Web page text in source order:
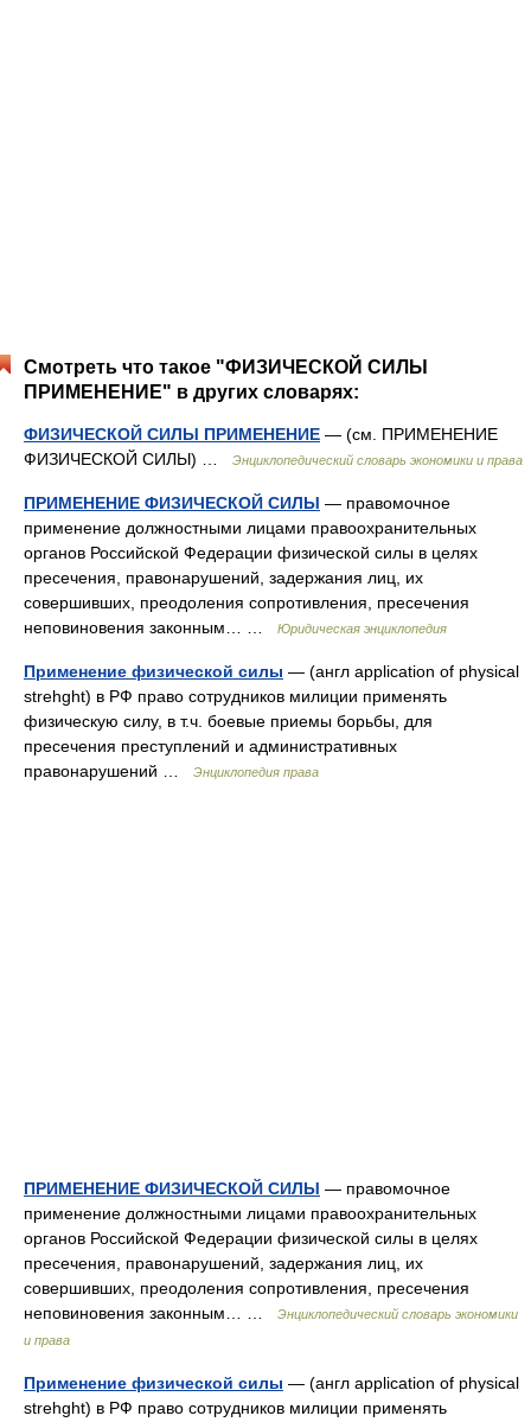
Смотреть что такое "ФИЗИЧЕСКОЙ СИЛЫ
ПРИМЕНЕНИЕ" в других словарях:
ФИЗИЧЕСКОЙ СИЛЫ ПРИМЕНЕНИЕ — (см. ПРИМЕНЕНИЕ
ФИЗИЧЕСКОЙ СИЛЫ) …
Энциклопедический словарь экономики и права
ПРИМЕНЕНИЕ ФИЗИЧЕСКОЙ СИЛЫ — правомочное
применение должностными лицами правоохранительных
органов Российской Федерации физической силы в целях
пресечения, правонарушений, задержания лиц, их
совершивших, преодоления сопротивления, пресечения
неповиновения законным… …
Юридическая энциклопедия
Применение физической силы — (англ application of physical
strehght) в РФ право сотрудников милиции применять
физическую силу, в т.ч. боевые приемы борьбы, для
пресечения преступлений и административных
правонарушений …
Энциклопедия права
ПРИМЕНЕНИЕ ФИЗИЧЕСКОЙ СИЛЫ — правомочное
применение должностными лицами правоохранительных
органов Российской Федерации физической силы в целях
пресечения, правонарушений, задержания лиц, их
совершивших, преодоления сопротивления, пресечения
неповиновения законным… …
Энциклопедический словарь экономики
и права
Применение физической силы — (англ application of physical
strehght) в РФ право сотрудников милиции применять